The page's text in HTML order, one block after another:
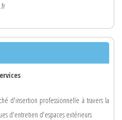
d'insertion professionnelle à travers la
d'entretien d'espaces extérieurs